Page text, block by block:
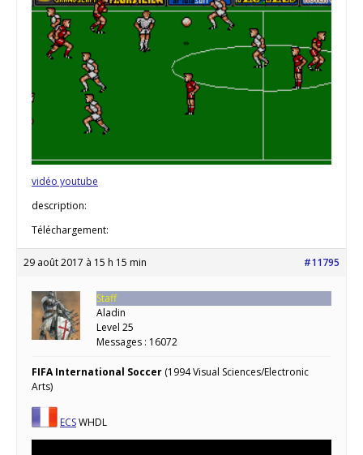
vidéo youtube
description:
Téléchargement:
29 août 2017 à 15 h 15 min #11795
Staff
Aladin
Level 25
Messages : 16072
FIFA International Soccer (1994 Visual Sciences/Electronic
Arts)
ECSWHDL